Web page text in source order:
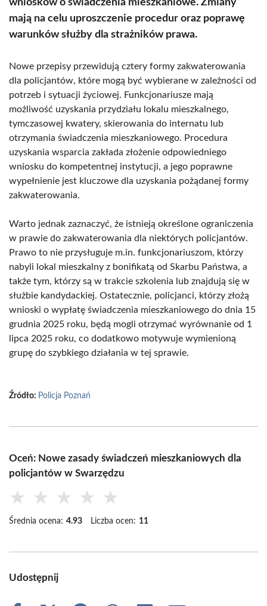
wniosków o świadczenia mieszkaniowe. Zmiany
mają na celu uproszczenie procedur oraz poprawę
warunków służby dla strażników prawa.
Nowe przepisy przewidują cztery formy zakwaterowania
dla policjantów, które mogą być wybierane w zależności od
potrzeb i sytuacji życiowej. Funkcjonariusze mają
możliwość uzyskania przydziału lokalu mieszkalnego,
tymczasowej kwatery, skierowania do internatu lub
otrzymania świadczenia mieszkaniowego. Procedura
uzyskania wsparcia zakłada złożenie odpowiedniego
wniosku do kompetentnej instytucji, a jego poprawne
wypełnienie jest kluczowe dla uzyskania pożądanej formy
zakwaterowania.
Warto jednak zaznaczyć, że istnieją określone ograniczenia
w prawie do zakwaterowania dla niektórych policjantów.
Prawo to nie przysługuje m.in. funkcjonariuszom, którzy
nabyli lokal mieszkalny z bonifikatą od Skarbu Państwa, a
także tym, którzy są w trakcie szkolenia lub znajdują się w
służbie kandydackiej. Ostatecznie, policjanci, którzy złożą
wnioski o wypłatę świadczenia mieszkaniowego do dnia 15
grudnia 2025 roku, będą mogli otrzymać wyrównanie od 1
lipca 2025 roku, co dodatkowo motywuje wymienioną
grupę do szybkiego działania w tej sprawie.
Źródło: Policja Poznań
Oceń: Nowe zasady świadczeń mieszkaniowych dla
policjantów w Swarzędzu
★ ★ ★ ★ ★
Średnia ocena: 4.93 Liczba ocen: 11
Udostępnij